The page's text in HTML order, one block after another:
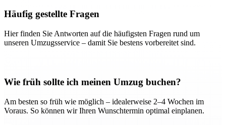
Häufig gestellte Fragen
Hier finden Sie Antworten auf die häufigsten Fragen rund um
unseren Umzugsservice – damit Sie bestens vorbereitet sind.
Wie früh sollte ich meinen Umzug buchen?
Am besten so früh wie möglich – idealerweise 2–4 Wochen im
Voraus. So können wir Ihren Wunschtermin optimal einplanen.